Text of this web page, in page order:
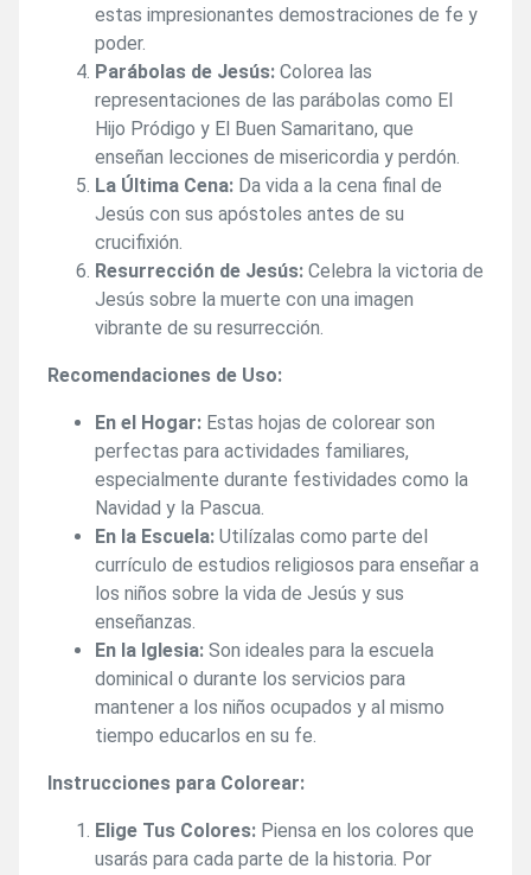
estas impresionantes demostraciones de fe y
poder.
Parábolas de Jesús: Colorea las
representaciones de las parábolas como El
Hijo Pródigo y El Buen Samaritano, que
enseñan lecciones de misericordia y perdón.
La Última Cena: Da vida a la cena final de
Jesús con sus apóstoles antes de su
crucifixión.
Resurrección de Jesús: Celebra la victoria de
Jesús sobre la muerte con una imagen
vibrante de su resurrección.
Recomendaciones de Uso:
En el Hogar: Estas hojas de colorear son
perfectas para actividades familiares,
especialmente durante festividades como la
Navidad y la Pascua.
En la Escuela: Utilízalas como parte del
currículo de estudios religiosos para enseñar a
los niños sobre la vida de Jesús y sus
enseñanzas.
En la Iglesia: Son ideales para la escuela
dominical o durante los servicios para
mantener a los niños ocupados y al mismo
tiempo educarlos en su fe.
Instrucciones para Colorear:
Elige Tus Colores: Piensa en los colores que
usarás para cada parte de la historia. Por